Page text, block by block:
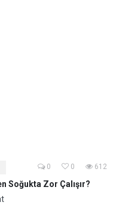
0 0 612
Soğukta Zor Çalışır?